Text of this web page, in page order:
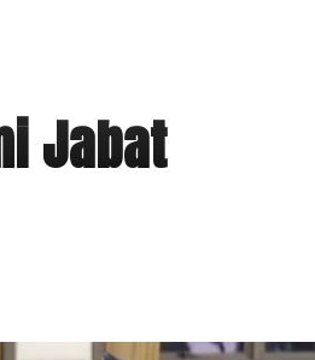
Jabat